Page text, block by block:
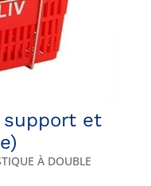
support et
À DOUBLE